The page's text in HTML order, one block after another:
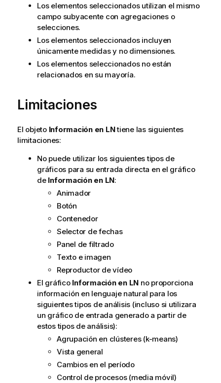
Los elementos seleccionados utilizan el mismo
campo subyacente con agregaciones o
selecciones.
Los elementos seleccionados incluyen
únicamente medidas y no dimensiones.
Los elementos seleccionados no están
relacionados en su mayoría.
Limitaciones
El objeto Información en LNtiene las siguientes
limitaciones:
No puede utilizar los siguientes tipos de
gráficos para su entrada directa en el gráfico
de Información en LN:
Animador
Botón
Contenedor
Selector de fechas
Panel de filtrado
Texto e imagen
Reproductor de vídeo
El gráfico Información en LN no proporciona
información en lenguaje natural para los
siguientes tipos de análisis (incluso si utilizara
un gráfico de entrada generado a partir de
estos tipos de análisis):
Agrupación en clústeres (k-means)
Vista general
Cambios en el período
Control de procesos (media móvil)